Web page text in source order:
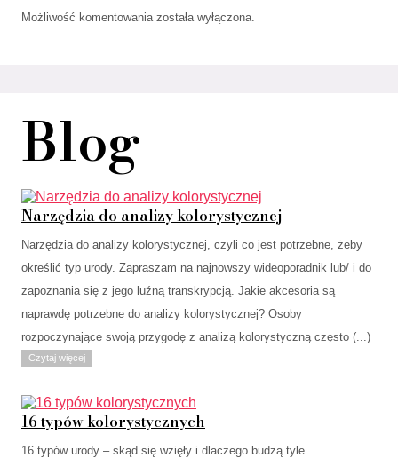
Możliwość komentowania została wyłączona.
Blog
Narzędzia do analizy kolorystycznej
Narzędzia do analizy kolorystycznej, czyli co jest potrzebne, żeby
określić typ urody. Zapraszam na najnowszy wideoporadnik lub/ i do
zapoznania się z jego luźną transkrypcją. Jakie akcesoria są
naprawdę potrzebne do analizy kolorystycznej? Osoby
rozpoczynające swoją przygodę z analizą kolorystyczną często (...)
Czytaj więcej
16 typów kolorystycznych
16 typów urody – skąd się wzięły i dlaczego budzą tyle